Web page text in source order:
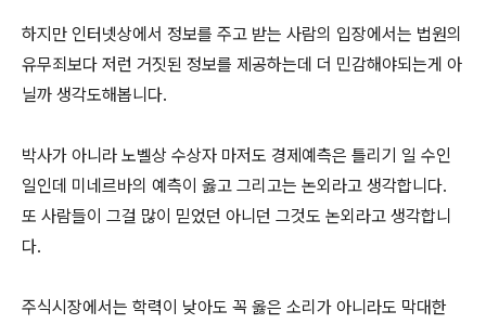
하지만 인터넷상에서 정보를 주고 받는 사람의 입장에서는 법원의
유무죄보다 저런 거짓된 정보를 제공하는데 더 민감해야되는게 아
닐까 생각도해봅니다.
박사가 아니라 노벨상 수상자 마저도 경제예측은 틀리기 일 수인
일인데 미네르바의 예측이 옳고 그리고는 논외라고 생각합니다.
또 사람들이 그걸 많이 믿었던 아니던 그것도 논외라고 생각합니
다.
주식시장에서는 학력이 낮아도 꼭 옳은 소리가 아니라도 막대한